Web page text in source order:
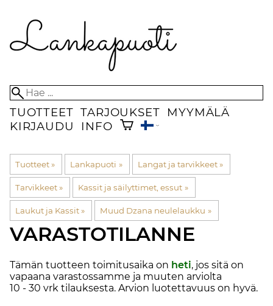
TUOTTEET TARJOUKSET
MYYMÄLÄ
KIRJAUDU
INFO
Tuotteet‪» Lankapuoti ‪» Langat ja tarvikkeet ‪»
Tarvikkeet‪» Kassit ja säilyttimet, essut ‪»
Laukut ja Kassit‪» Muud Dzana neulelaukku ‪»
VARASTOTILANNE
Tämän tuotteen toimitusaika on heti, jos sitä on
vapaana varastossamme ja muuten arviolta
10 - 30 vrk tilauksesta. Arvion luotettavuus on hyvä.